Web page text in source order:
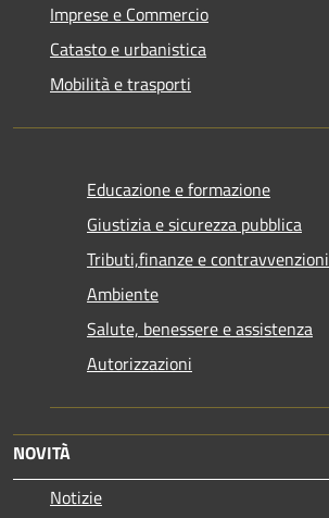
Imprese e Commercio
Catasto e urbanistica
Mobilità e trasporti
Educazione e formazione
Giustizia e sicurezza pubblica
Tributi,finanze e contravvenzioni
Ambiente
Salute, benessere e assistenza
Autorizzazioni
NOVITÀ
Notizie